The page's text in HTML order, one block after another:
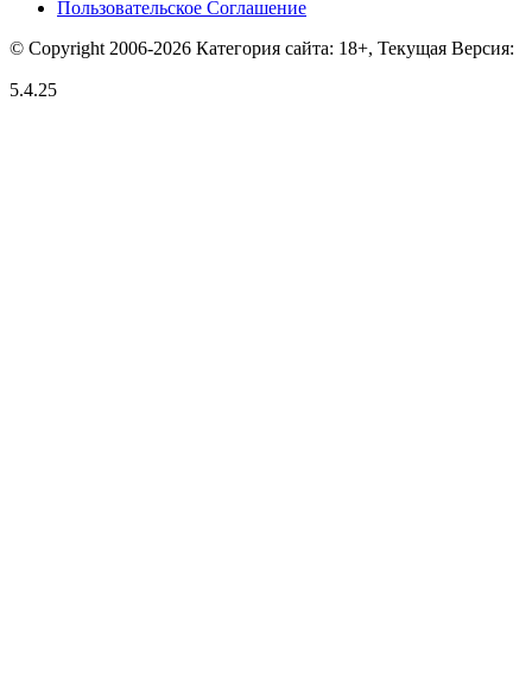
Пользовательское Соглашение
© Copyright 2006-2026 Категория сайта: 18+, Текущая Версия:
5.4.25